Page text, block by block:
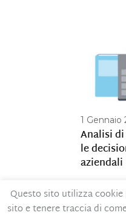
1 Gennaio
Analisi
le
aziendali
Questo sito utilizza
sito e tenere traccia di